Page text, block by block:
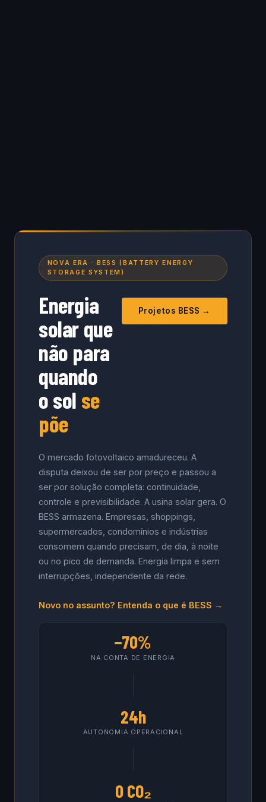
NOVA ERA · BESS (BATTERY ENERGY
STORAGE SYSTEM)
Energia
solar que
não para
quando
o sol se
põe
Projetos BESS →
O mercado fotovoltaico amadureceu. A
disputa deixou de ser por preço e passou a
ser por solução completa: continuidade,
controle e previsibilidade. A usina solar gera. O
BESS armazena. Empresas, shoppings,
supermercados, condomínios e indústrias
consomem quando precisam, de dia, à noite
ou no pico de demanda. Energia limpa e sem
interrupções, independente da rede.
Novo no assunto? Entenda o que é BESS →
−70%
NA CONTA DE ENERGIA
24h
AUTONOMIA OPERACIONAL
0 CO₂